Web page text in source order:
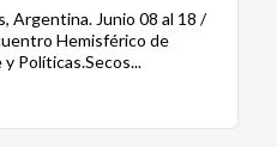
Argentina. Junio 08 al 18 /
Hemisférico de
Políticas.Secos...